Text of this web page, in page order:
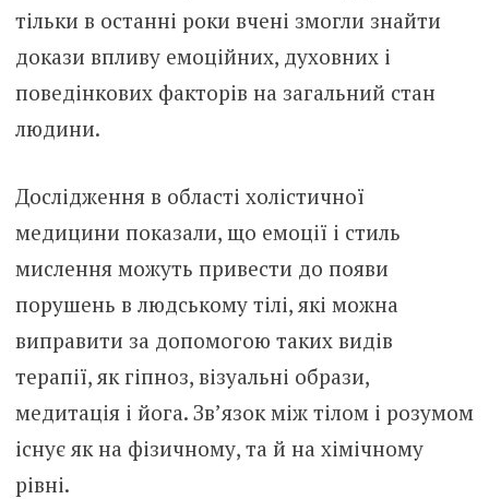
тільки в останні роки вчені змогли знайти
докази впливу емоційних, духовних і
поведінкових факторів на загальний стан
людини.
Дослідження в області холістичної
медицини показали, що емоції і стиль
мислення можуть привести до появи
порушень в людському тілі, які можна
виправити за допомогою таких видів
терапії, як гіпноз, візуальні образи,
медитація і йога. Зв’язок між тілом і розумом
існує як на фізичному, та й на хімічному
рівні.